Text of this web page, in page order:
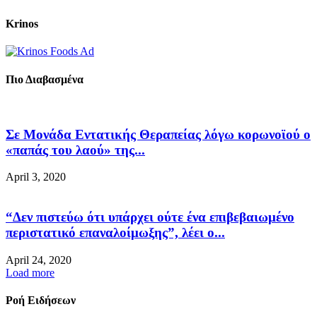
Krinos
Πιο Διαβασμένα
Σε Μονάδα Εντατικής Θεραπείας λόγω κορωνοϊού ο
«παπάς του λαού» της...
April 3, 2020
“Δεν πιστεύω ότι υπάρχει ούτε ένα επιβεβαιωμένο
περιστατικό επαναλοίμωξης”, λέει ο...
April 24, 2020
Load more
Ροή Ειδήσεων